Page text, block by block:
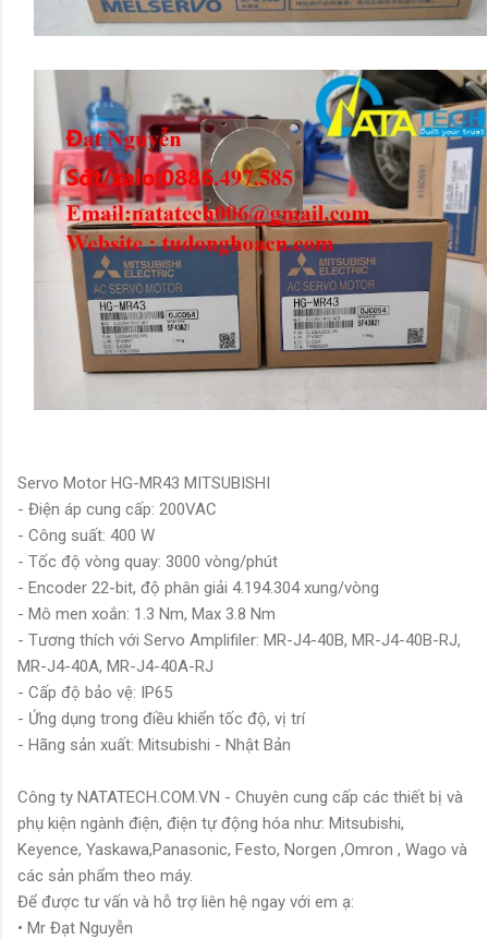
Servo Motor HG-MR43 MITSUBISHI
- Điện áp cung cấp: 200VAC
- Công suất: 400 W
- Tốc độ vòng quay: 3000 vòng/phút
- Encoder 22-bit, độ phân giải 4.194.304 xung/vòng
- Mô men xoắn: 1.3 Nm, Max 3.8 Nm
- Tương thích với Servo Amplifiler: MR-J4-40B, MR-J4-40B-RJ,
MR-J4-40A, MR-J4-40A-RJ
- Cấp độ bảo vệ: IP65
- Ứng dụng trong điều khiển tốc độ, vị trí
- Hãng sản xuất: Mitsubishi - Nhật Bản
Công ty NATATECH.COM.VN - Chuyên cung cấp các thiết bị và
phụ kiện ngành điện, điện tự động hóa như: Mitsubishi,
Keyence, Yaskawa,Panasonic, Festo, Norgen ,Omron , Wago và
các sản phẩm theo máy.
Để được tư vấn và hỗ trợ liên hệ ngay với em ạ:
• Mr Đạt Nguyễn